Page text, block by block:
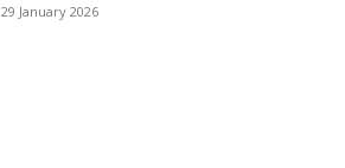
29 January 2026